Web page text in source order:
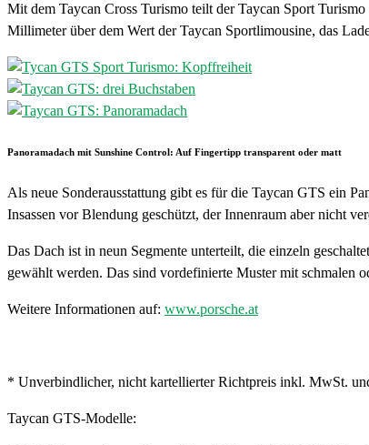
Mit dem Taycan Cross Turismo teilt der Taycan Sport
Millimeter über dem Wert der Taycan Sportlimousine, das
Panoramadach mit Sunshine Control: Auf Fingertipp transparent oder matt
Als neue Sonderausstattung gibt es für die Taycan GTS ein
Insassen vor Blendung geschützt, der Innenraum aber nicht
Das Dach ist in neun Segmente unterteilt, die einzeln
gewählt werden. Das sind vordefinierte Muster mit schmalen
Weitere Informationen auf: www.porsche.at
* Unverbindlicher, nicht kartellierter Richtpreis inkl. MwSt.
Taycan GTS-Modelle: